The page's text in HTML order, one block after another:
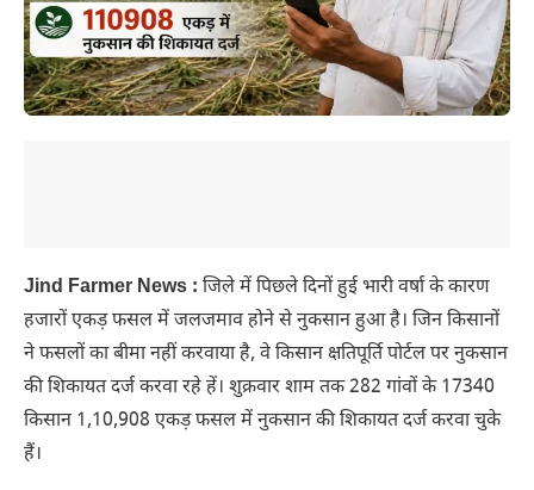
Jind Farmer News : जिले में पिछले दिनों हुई भारी वर्षा के कारण
हजारों एकड़ फसल में जलजमाव होने से नुकसान हुआ है। जिन किसानों
ने फसलों का बीमा नहीं करवाया है, वे किसान क्षतिपूर्ति पोर्टल पर नुकसान
की शिकायत दर्ज करवा रहे हें। शुक्रवार शाम तक 282 गांवों के 17340
किसान 1,10,908 एकड़ फसल में नुकसान की शिकायत दर्ज करवा चुके
हैं।